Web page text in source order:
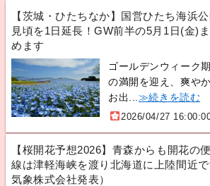
【茨城・ひたちなか】国営ひたち海浜
見頃を1日延長！GW前半の5月1日(金)
めます
ゴールデンウィーク
の満開を迎え、爽や
お出... ≫続きを読む
2026/04/27
【桜開花予想2026】青森からも開花の
線は津軽海峡を渡り北海道に上陸間近
気象株式会社発表）